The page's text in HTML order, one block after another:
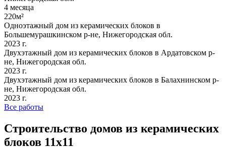
4 месяца
220м²
Одноэтажный дом из керамических блоков в
Большемурашкинском р-не, Нижегородская обл.
2023 г.
Двухэтажный дом из керамических блоков в Ардатовском р-
не, Нижегородская обл.
2023 г.
Двухэтажный дом из керамических блоков в Балахнинском р-
не, Нижегородская обл.
2023 г.
Все работы
Строительство домов из керамических
блоков 11х11